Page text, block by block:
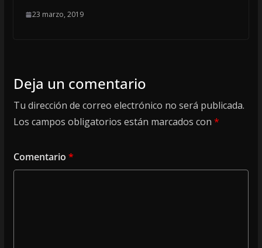
23 marzo, 2019
Deja un comentario
Tu dirección de correo electrónico no será publicada.
Los campos obligatorios están marcados con *
Comentario *